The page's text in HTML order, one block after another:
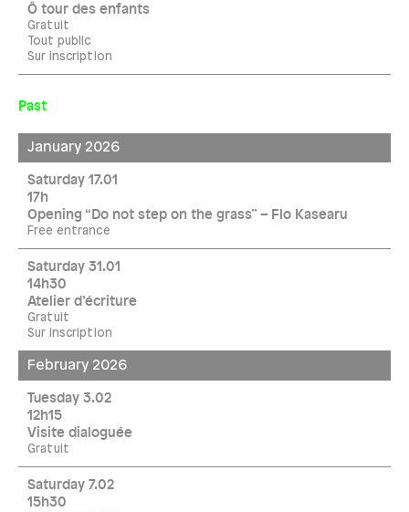
Ô tour des enfants
Gratuit
Tout public
Sur inscription
Past
January 2026
Saturday 17.01
17h
Opening “Do not step on the grass” – Flo Kasearu
Free entrance
Saturday 31.01
14h30
Atelier d’écriture
Gratuit
Sur inscription
February 2026
Tuesday 3.02
12h15
Visite dialoguée
Gratuit
Saturday 7.02
15h30